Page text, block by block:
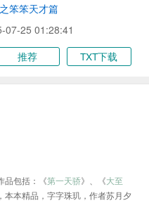
笨笨天才篇
07-25 01:28:41
推荐 TXT下载
品包括：《第一天骄》、《大至
本本精品，字字珠玑，作者苏月夕